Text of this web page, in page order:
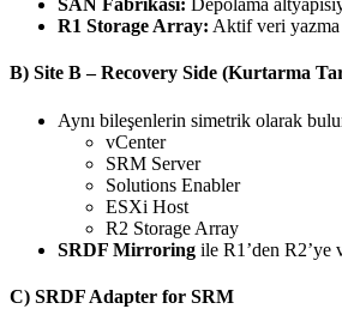
SAN Fabrikası: Depolama
R1 Storage Array: Aktif veri yazma
B) Site B – Recovery Side (Kurtarma
Aynı bileşenlerin simetrik olarak
vCenter
SRM Server
Solutions Enabler
ESXi Host
R2 Storage Array
SRDF Mirroring ile R1’den R2’ye
C) SRDF Adapter for SRM